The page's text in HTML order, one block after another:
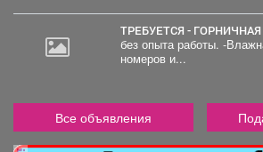
ТРЕБУЕТСЯ - ГОРНИЧНАЯ
без опыта работы. -
номеров и...
Все объявления